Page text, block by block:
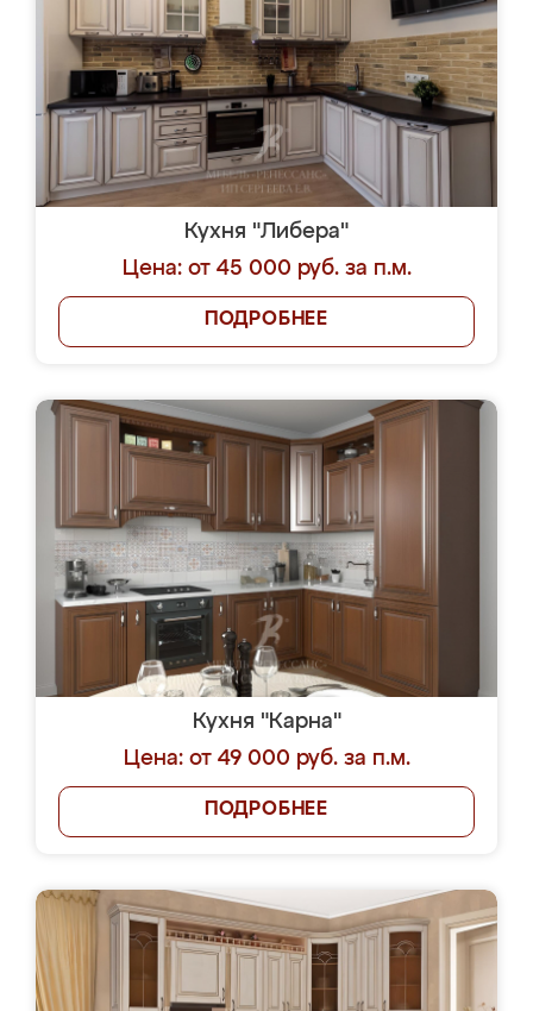
Кухня "Либера"
Цена: от 45 000 руб. за п.м.
ПОДРОБНЕЕ
Кухня "Карна"
Цена: от 49 000 руб. за п.м.
ПОДРОБНЕЕ